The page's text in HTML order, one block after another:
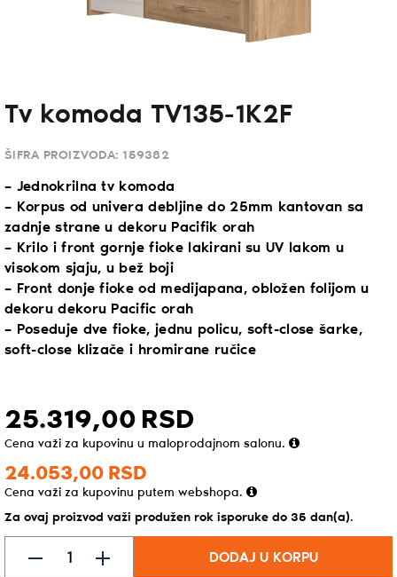
Tv komoda TV135-1K2F
ŠIFRA PROIZVODA: 159382
– Jednokrilna tv komoda
– Korpus od univera debljine do 25mm kantovan sa
zadnje strane u dekoru Pacifik orah
– Krilo i front gornje fioke lakirani su UV lakom u
visokom sjaju, u bež boji
– Front donje fioke od medijapana, obložen folijom u
dekoru dekoru Pacific orah
– Poseduje dve fioke, jednu policu, soft-close šarke,
soft-close klizače i hromirane ručice
25.319,00 RSD
Cena važi za kupovinu u maloprodajnom salonu.
24.053,00 RSD
Cena važi za kupovinu putem webshopa.
Za ovaj proizvod važi produžen rok isporuke do 35 dan(a).
DODAJ U KORPU